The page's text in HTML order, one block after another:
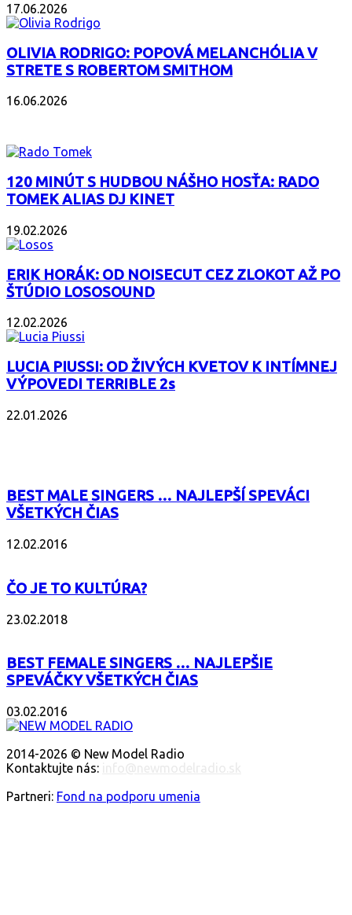
17.06.2026
OLIVIA RODRIGO: POPOVÁ MELANCHÓLIA V
STRETE S ROBERTOM SMITHOM
16.06.2026
120 MINÚT S HUDBOU NÁŠHO HOSŤA: RADO
TOMEK ALIAS DJ KINET
19.02.2026
ERIK HORÁK: OD NOISECUT CEZ ZLOKOT AŽ PO
ŠTÚDIO LOSOSOUND
12.02.2026
LUCIA PIUSSI: OD ŽIVÝCH KVETOV K INTÍMNEJ
VÝPOVEDI TERRIBLE 2s
22.01.2026
BEST MALE SINGERS … NAJLEPŠÍ SPEVÁCI
VŠETKÝCH ČIAS
12.02.2016
ČO JE TO KULTÚRA?
23.02.2018
BEST FEMALE SINGERS … NAJLEPŠIE
SPEVÁČKY VŠETKÝCH ČIAS
03.02.2016
2014-2026 © New Model Radio
Kontaktujte nás:
Partneri: Fond na podporu umenia